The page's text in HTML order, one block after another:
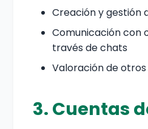
Creación y gestión
Comunicación con
través de chats
Valoración de otros
3. Cuentas